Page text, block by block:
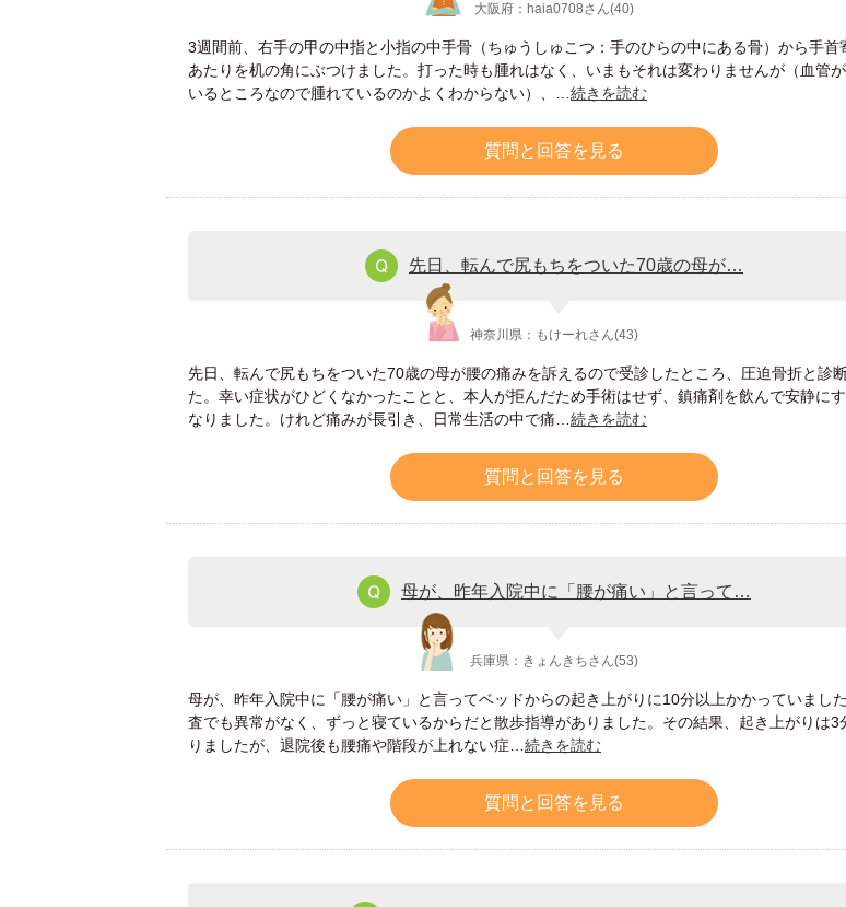
大阪府：haia0708さん(40)
3週間前、右手の甲の中指と小指の中手骨（ちゅうしゅこつ：手のひらの中にある骨）から手首
あたりを机の角にぶつけました。打った時も腫れはなく、いまもそれは変わりませんが（血管
いるところなので腫れているのかよくわからない）、…続きを読む
質問と回答を見る
先日、転んで尻もちをついた70歳の母が…
神奈川県：もけーれさん(43)
先日、転んで尻もちをついた70歳の母が腰の痛みを訴えるので受診したところ、圧迫骨折と診
た。幸い症状がひどくなかったことと、本人が拒んだため手術はせず、鎮痛剤を飲んで安静に
なりました。けれど痛みが長引き、日常生活の中で痛…続きを読む
質問と回答を見る
母が、昨年入院中に「腰が痛い」と言って…
兵庫県：きょんきちさん(53)
母が、昨年入院中に「腰が痛い」と言ってベッドからの起き上がりに10分以上かかっていまし
査でも異常がなく、ずっと寝ているからだと散歩指導がありました。その結果、起き上がりは3
りましたが、退院後も腰痛や階段が上れない症…続きを読む
質問と回答を見る